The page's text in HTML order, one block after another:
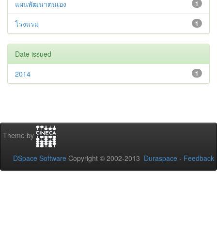
1
แผนพัฒนาตนเอง
1
โรงแรม
Date issued
1
2014
Theme by
DSpace Software Copyright © 2002-2013 Duraspace - Feedback